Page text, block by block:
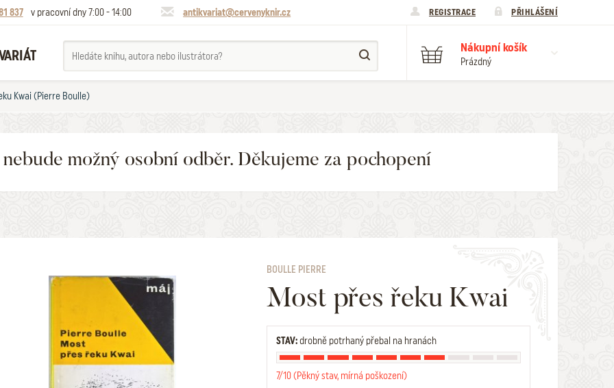
837 v pracovní dny 7:00 - 14:00 antikvariat@cervenyknir.cz REGISTRACE PŘIHLÁŠENÍ
Nákupní košík
Prázdný
Kwai (Pierre Boulle)
možný osobní odběr. Děkujeme za pochopení
BOULLE PIERRE
Most přes řeku Kwai
STAV:drobně potrhaný přebal na hranách
7/10 (Pěkný stav, mírná poškození)